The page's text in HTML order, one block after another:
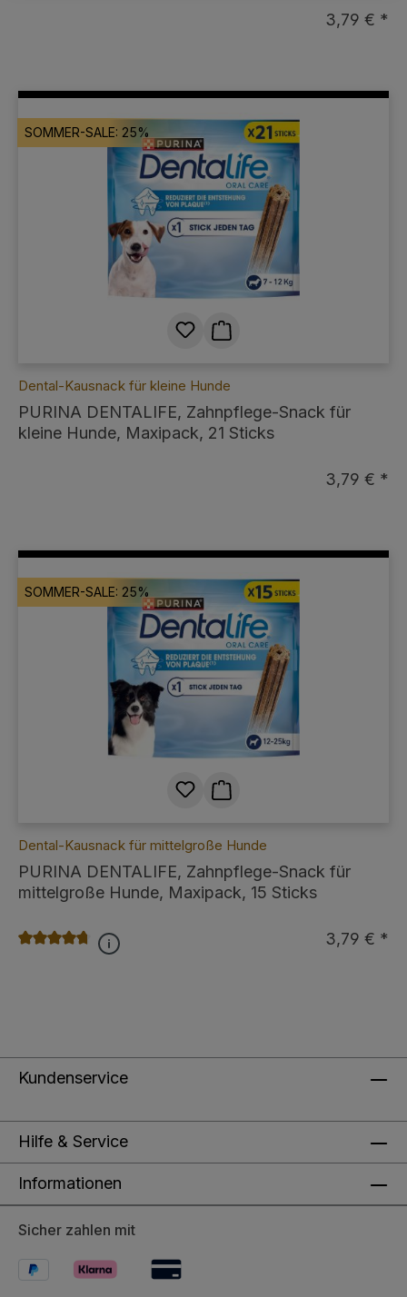
3,79 € *
SOMMER-SALE: 25%
Dental-Kausnack für kleine Hunde
PURINA DENTALIFE, Zahnpflege-Snack für
kleine Hunde, Maxipack, 21 Sticks
3,79 € *
SOMMER-SALE: 25%
Dental-Kausnack für mittelgroße Hunde
PURINA DENTALIFE, Zahnpflege-Snack für
mittelgroße Hunde, Maxipack, 15 Sticks
Durchschnittliche Bewertung von 4.6 von 5 Sternen3,79 € *
Kundenservice
Hilfe & Service
Informationen
Sicher zahlen mit